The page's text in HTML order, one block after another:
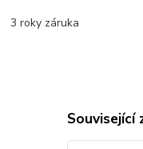
3 roky záruka
Související